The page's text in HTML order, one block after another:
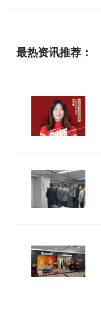
最热资讯推荐：